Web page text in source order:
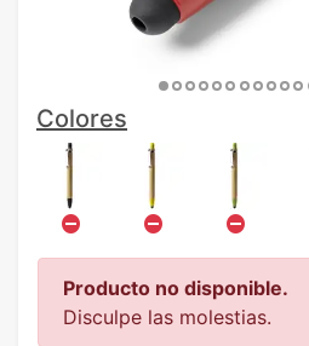
Colores
Producto no disponible.
Disculpe las molestias.